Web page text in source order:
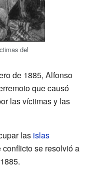
del
de 1885, Alfonso
que causó
las víctimas y las
las islas
se resolvió a